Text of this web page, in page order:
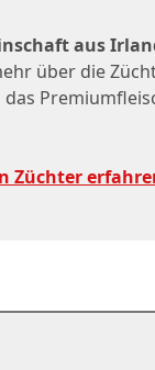
aus
über die
Züchter